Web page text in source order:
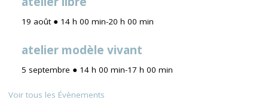
19 août ● 14 h 00 min-20 h 00 min
atelier modèle vivant
5 septembre ● 14 h 00 min-17 h 00 min
Voir tous les Évènements